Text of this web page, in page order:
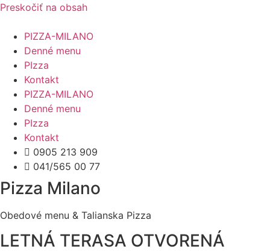
Preskočiť na obsah
PIZZA-MILANO
Denné menu
PIzza
Kontakt
PIZZA-MILANO
Denné menu
PIzza
Kontakt
0905 213 909
041/565 00 77
Pizza Milano
Obedové menu & Talianska Pizza
LETNÁ TERASA OTVORENÁ